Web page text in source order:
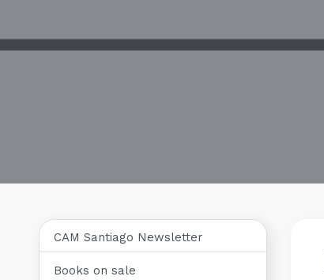
CAM Santiago Newsletter
Books on sale